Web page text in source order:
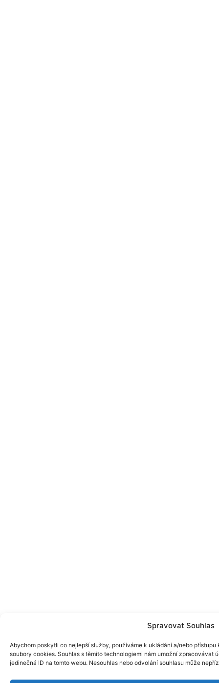
Spravovat Souhlas
Abychom poskytli co nejlepší služby, používáme k ukládání a/nebo
soubory cookies. Souhlas s těmito technologiemi nám umožní zpracovávat
jedinečná ID na tomto webu. Nesouhlas nebo odvolání souhlasu může